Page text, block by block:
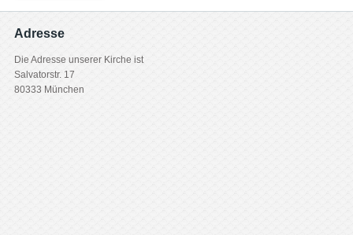
Adresse
Die Adresse unserer Kirche ist
Salvatorstr. 17
80333 München